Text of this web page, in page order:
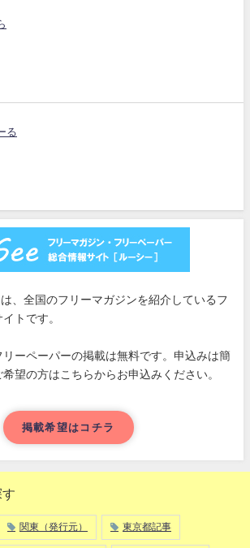
る
は、全国のフリーマガジンを紹介しているフ
トです。
ーペーパーの掲載は無料です。申込みは簡
望の方はこちらからお申込みください。
掲載希望はコチラ
関東（発行元） 東京都記事